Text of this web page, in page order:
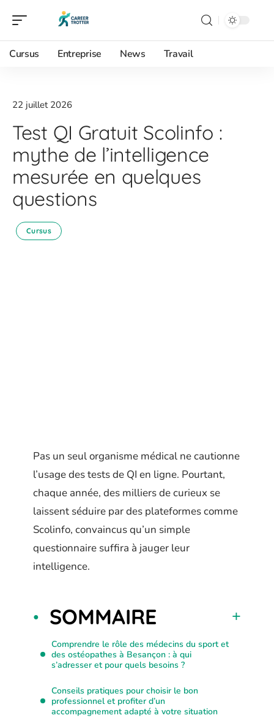
Cursus Entreprise News Travail
22 juillet 2026
Test QI Gratuit Scolinfo :
mythe de l’intelligence
mesurée en quelques
questions
Cursus
Pas un seul organisme médical ne cautionne
l’usage des tests de QI en ligne. Pourtant,
chaque année, des milliers de curieux se
laissent séduire par des plateformes comme
Scolinfo, convaincus qu’un simple
questionnaire suffira à jauger leur
intelligence.
SOMMAIRE
Comprendre le rôle des médecins du sport et
des ostéopathes à Besançon : à qui
s’adresser et pour quels besoins ?
Conseils pratiques pour choisir le bon
professionnel et profiter d’un
accompagnement adapté à votre situation